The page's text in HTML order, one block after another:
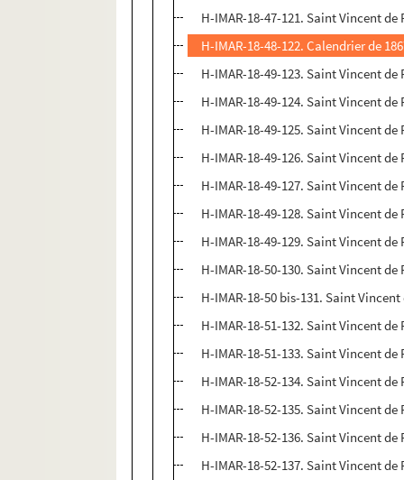
H-IMAR-18-47-121. Saint Vincent
H-IMAR-18-48-122. Calendrier de
H-IMAR-18-49-123. Saint Vincent de
H-IMAR-18-49-124. Saint Vincent de
H-IMAR-18-49-125. Saint Vincent de
H-IMAR-18-49-126. Saint Vincent de
H-IMAR-18-49-127. Saint Vincent de
H-IMAR-18-49-128. Saint Vincent de
H-IMAR-18-49-129. Saint Vincent de
H-IMAR-18-50-130. Saint Vincent
H-IMAR-18-50 bis-131. Saint
H-IMAR-18-51-132. Saint Vincent
H-IMAR-18-51-133. Saint Vincent
H-IMAR-18-52-134. Saint Vincent de
H-IMAR-18-52-135. Saint Vincent de
H-IMAR-18-52-136. Saint Vincent de
H-IMAR-18-52-137. Saint Vincent de